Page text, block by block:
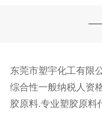
东莞市塑宇化工有限
综合性一般纳税人资
胶原料.专业塑胶原料